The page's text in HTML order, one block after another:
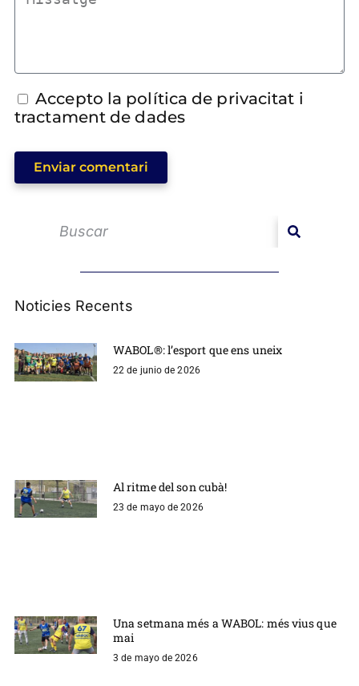
Accepto la política de privacitat i
tractament de dades
Enviar comentari
Noticies Recents
WABOL®: l’esport que ens uneix
22 de junio de 2026
Al ritme del son cubà!
23 de mayo de 2026
Una setmana més a WABOL: més vius que
mai
3 de mayo de 2026